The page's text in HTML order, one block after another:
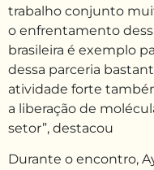
trabalho conjunto
o enfrentamento
brasileira é exemplo
dessa parceria
atividade forte
a liberação de
setor”, destacou
Durante o encontro,